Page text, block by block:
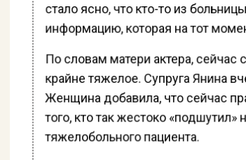
стало ясно, что кто-то из
информацию, которая на тот
По словам матери актера, сейчас
крайне тяжелое. Супруга Янина
Женщина добавила, что сейчас
того, кто так жестоко
тяжелобольного пациента.